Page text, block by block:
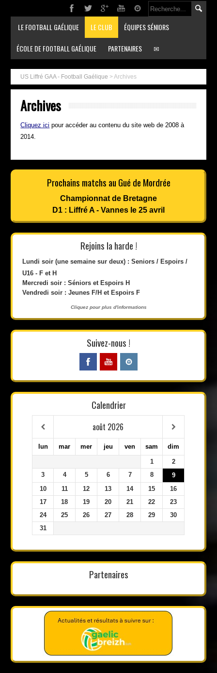
LE FOOTBALL GAÉLIQUE LE CLUB ÉQUIPES SÉNIORS
ÉCOLE DE FOOTBALL GAÉLIQUE PARTENAIRES ✉
US Liffré GAA - Football Gaélique >Archives
Archives
Cliquez ici pour accéder au contenu du site web de 2008 à
2014.
Prochains matchs au Gué de Mordrée
Championnat de Bretagne
D1 : Liffré A - Vannes le 25 avril
Rejoins la harde !
Lundi soir (une semaine sur deux) : Seniors / Espoirs /
U16 - F et H
Mercredi soir : Séniors et Espoirs H
Vendredi soir : Jeunes F/H et Espoirs F
Cliquez pour plus d'informations
Suivez-nous !
Calendrier
août 2026
lun mar mer jeu ven sam dim
1
2
3
4 5 6 7 8
9
10
11 12 13 14 15
16
17
18 19 20 21 22
23
24
25 26 27 28 29
30
31
Partenaires